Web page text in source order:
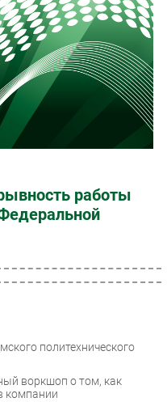
работы
политехнического
воркшоп о том, как
компании